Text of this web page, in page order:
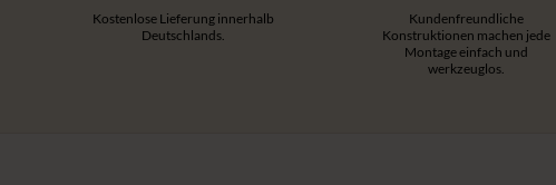
Kostenlose Lieferung innerhalb
Deutschlands.
Kundenfreundliche
Konstruktionen machen jede
Montage einfach und
werkzeuglos.